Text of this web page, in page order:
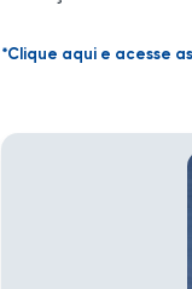
*Clique aqui e acesse